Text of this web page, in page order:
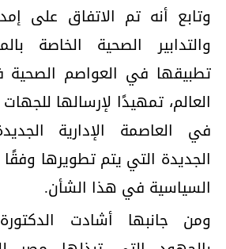
وتابع أنه تم الاتفاق على
والتدابير الصحية الخاصة
تطبيقها في العواصم
العالم، تمهيدًا لإرسالها
في العاصمة الإدارية
الجديدة التي يتم تطويرها
السياسية في هذا الشأن.
ومن جانبها أشادت